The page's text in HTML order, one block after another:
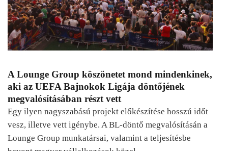
A Lounge Group köszönetet mond mindenkinek,
aki az UEFA Bajnokok Ligája döntőjének
megvalósításában részt vett
Egy ilyen nagyszabású projekt előkészítése hosszú időt
vesz, illetve vett igénybe. A BL-döntő megvalósításán a
Lounge Group munkatársai, valamint a teljesítésbe